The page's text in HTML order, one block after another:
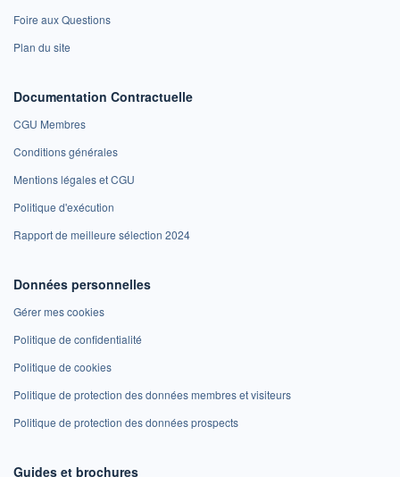
Foire aux Questions
Plan du site
Documentation Contractuelle
CGU Membres
Conditions générales
Mentions légales et CGU
Politique d'exécution
Rapport de meilleure sélection 2024
Données personnelles
Gérer mes cookies
Politique de confidentialité
Politique de cookies
Politique de protection des données membres et visiteurs
Politique de protection des données prospects
Guides et brochures